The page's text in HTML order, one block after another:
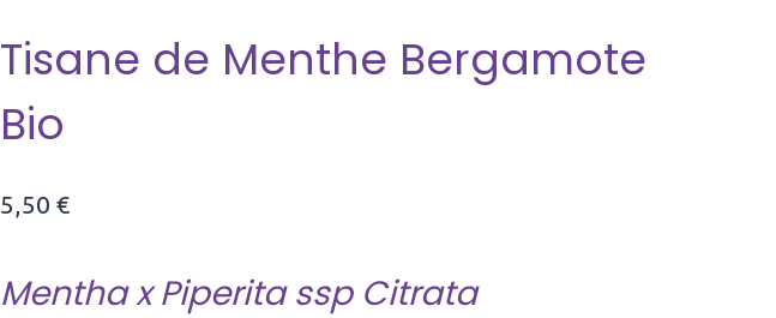
Tisane de Menthe Bergamote
Bio
5,50 €
Mentha x Piperita ssp Citrata